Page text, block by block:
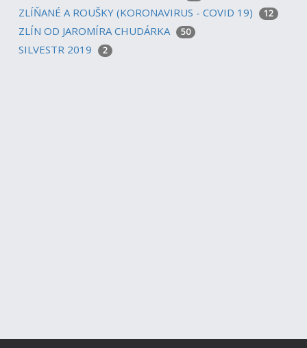
ZLÍŇANÉ A ROUŠKY (KORONAVIRUS - COVID 19) 12
ZLÍN OD JAROMÍRA CHUDÁRKA 50
SILVESTR 2019 2